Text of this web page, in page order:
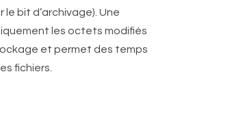
bit d’archivage). Une
les octets modifiés
et permet des temps
fichiers.